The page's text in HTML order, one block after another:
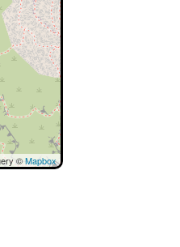
©Mapbox